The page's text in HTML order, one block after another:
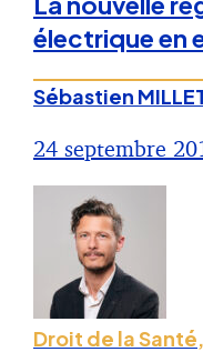
électrique en
Sébastien
24 septembre
Droit de la